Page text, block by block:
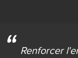
Renforcer